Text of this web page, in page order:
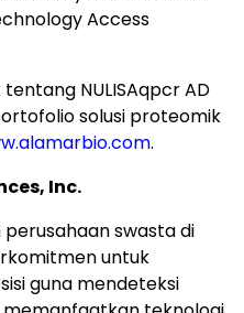
Access
NULISAqpcr AD
solusi proteomik
.
Inc.
swasta di
untuk
guna mendeteksi